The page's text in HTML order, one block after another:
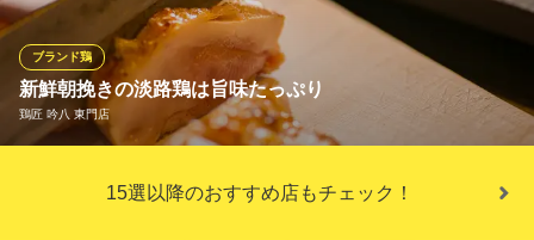
歯ごたえが今までとは比べ物になりません。安心安全、全て手作
りをモットーに日々営業しております。最高の鶏を召し上がれ..。
地鶏炭火網焼 とり徹
地鶏炭火網焼
新鮮朝挽きの淡路鶏は旨味たっぷり
鶏匠 吟八 東門店
ブランド鶏
当店では良質な土や水で育った淡路鶏を使用。独自のルートで朝
挽きされた淡路鶏を仕入れ、仕入れから11時間以内のものをご提
15選以降のおすすめ店もチェック！